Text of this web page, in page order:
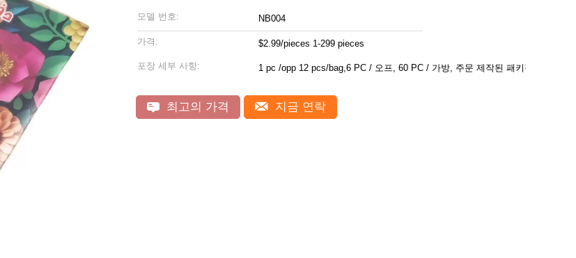
모델 번호: NB004
가격: $2.99/pieces 1-299 pieces
포장 세부 사항: 1 pc /opp 12 pcs/bag,6 PC / 오프, 60 PC / 가방, 주문 제작된 패키징
최고의 가격 지금 연락